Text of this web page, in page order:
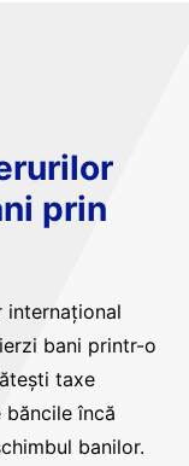
prin
internațional
bani printr-o
taxe
băncile încă
banilor.